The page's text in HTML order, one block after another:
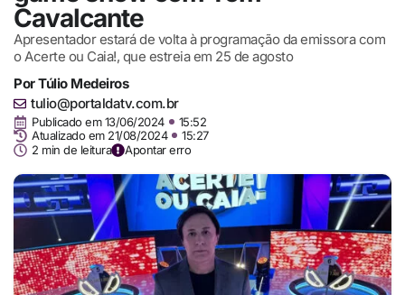
Cavalcante
Apresentador estará de volta à programação da emissora com
o Acerte ou Caia!, que estreia em 25 de agosto
PorTúlio Medeiros
tulio@portaldatv.com.br
Publicado em 13/06/2024
15:52
Atualizado em 21/08/2024
15:27
2 min de leitura
Apontar erro